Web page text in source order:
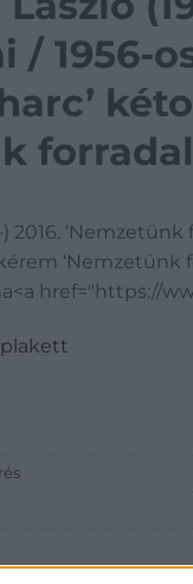
/ 1956-
) 2016.
‘Nemzetünk
href="https://
plakett